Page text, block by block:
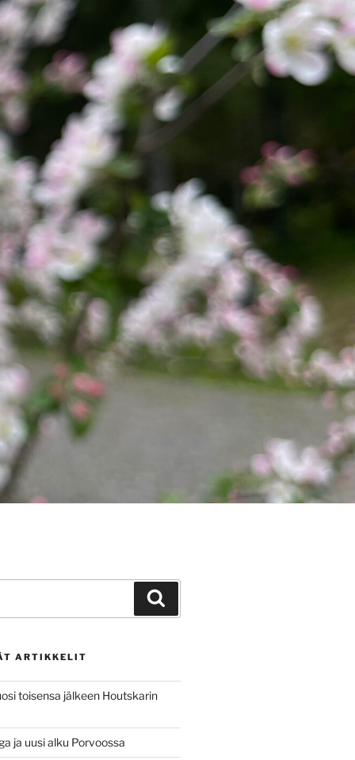
ARTIKKELIT
toisensa jälkeen Houtskarin
ja uusi alku Porvoossa